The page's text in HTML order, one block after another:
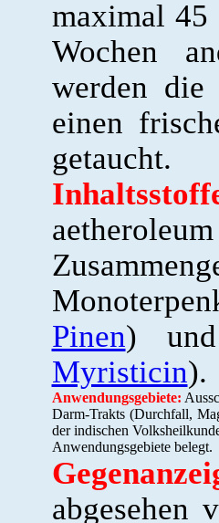
maximal 45
Wochen
werden die
einen
getaucht.
Pinen) und
Myristicin).
Anwendungsgebiete:
Darm-Trakts (Durchfall,
der indischen
Anwendungsgebiete belegt.
abgesehen